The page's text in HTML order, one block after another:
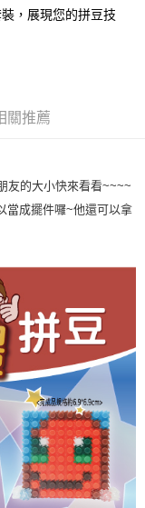
，展現您的拼豆技
關推薦
友的大小快來看看~~~~
當成擺件囉~他還可以拿